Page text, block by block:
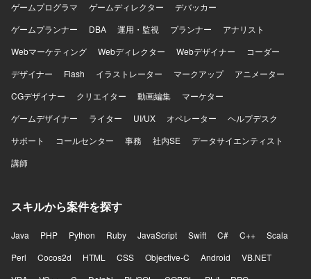
ゲームプログラマ
ゲームディレクター
デバッカー
ゲームプランナー
DBA 運用・監視 プランナー
アナリスト
Webマーケティング
Webディレクター Webデザイナー
コーダー
デザイナー
Flash イラストレーター マークアップ
アニメーター
CGデザイナー
クリエイター 動画編集
マーケター
ゲームデザイナー
ライター UI/UX オペレーター
ヘルプデスク
サポート
コールセンター 事務 社内SE
データサイエンティスト
講師
スキルから案件を探す
Java PHP Python Ruby JavaScript Swift C# C++
Scala
Perl
Cocos2d HTML CSS Objective-C Android
VB.NET